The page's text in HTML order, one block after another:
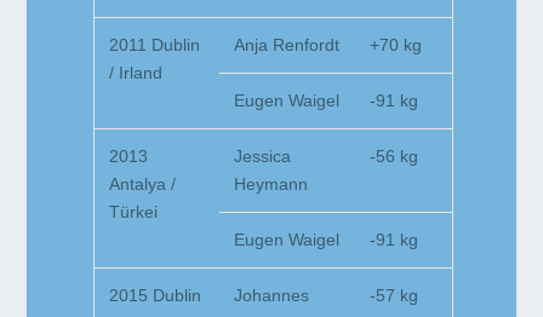
2011 Dublin
/ Irland
Anja Renfordt +70 kg
Eugen Waigel -91 kg
2013
Antalya /
Türkei
Jessica
Heymann
-56 kg
Eugen Waigel -91 kg
2015 Dublin
Johannes
-57 kg